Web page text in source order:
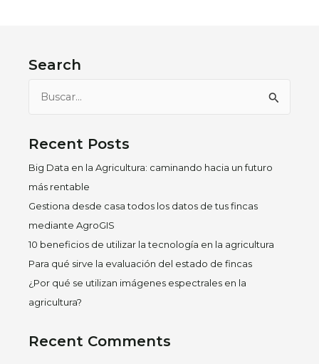
Search
Buscar
Recent Posts
Big Data en la Agricultura: caminando hacia un futuro
más rentable
Gestiona desde casa todos los datos de tus fincas
mediante AgroGIS
10 beneficios de utilizar la tecnología en la agricultura
Para qué sirve la evaluación del estado de fincas
¿Por qué se utilizan imágenes espectrales en la
agricultura?
Recent Comments